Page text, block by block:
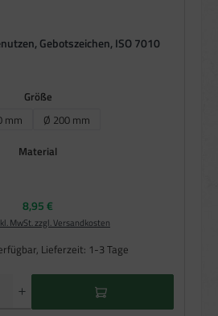
Gebotszeichen, ISO 7010
Größeauswählen
mm
Ø 200 mm
Material
Regulärer Preis:
8,95 €
MwSt. zzgl. Versandkosten
Lieferzeit: 1-3 Tage
Wert ein oder benutze die Schaltflächen um die Anzahl zu